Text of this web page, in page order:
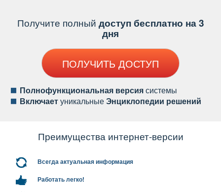
Получите полный доступ бесплатно на 3
дня
ПОЛУЧИТЬ ДОСТУП
Полнофункциональная версиясистемы
ключаетуникальныеЭнциклопедии решений
Преимущества интернет-версии
сегда актуальная информация
Работать легко!